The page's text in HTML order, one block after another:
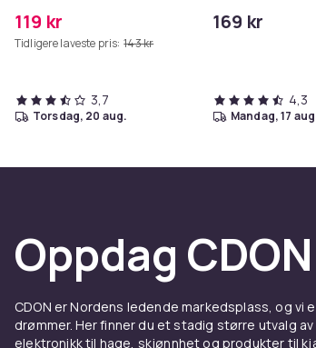
119 kr
Tidligere laveste pris: 143 kr
3,7
torsdag, 20 aug.
169 kr
4,3
mandag, 17
Oppdag CDON
CDON er Nordens ledende markedsplass, og
drømmer. Her finner du et stadig større utvalg
elektronikk til hage, skjønnhet og produkter til